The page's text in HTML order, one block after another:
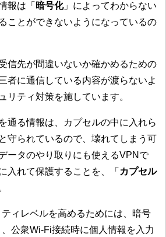
報は「 暗号化」によってわからない
ことができないようになっているの
信先が間違いないか確かめるための
者に通信している内容が渡らないよ
リティ対策を施しています。
通る情報は、カプセルの中に入れら
守られているので、壊れてしまう可
ータのやり取りにも使えるVPNで
入れて保護することを、「 カプセル
ィレベルを高めるためには、暗号
公衆Wi-Fi接続時に個人情報を入力